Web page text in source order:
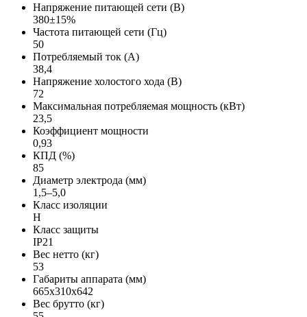
Напряжение питающей сети (В)
380±15%
Частота питающей сети (Гц)
50
Потребляемый ток (А)
38,4
Напряжение холостого хода (В)
72
Максимальная потребляемая мощность (кВт)
23,5
Коэффициент мощности
0,93
КПД (%)
85
Диаметр электрода (мм)
1,5–5,0
Класс изоляции
H
Класс защиты
IP21
Вес нетто (кг)
53
Габариты аппарата (мм)
665х310х642
Вес брутто (кг)